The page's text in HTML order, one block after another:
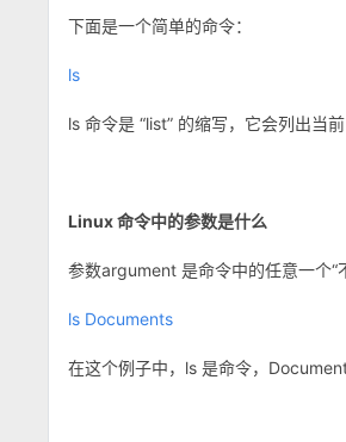
下面是一个简单的命令：
ls
ls 命令是 “list” 的缩写，它会列出当前
Linux 命令中的参数是什么
参数argument 是命令中的任意一个“
ls Documents
在这个例子中，ls 是命令，